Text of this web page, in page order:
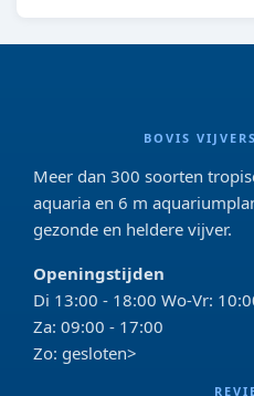
BOVIS
Meer dan 300 soorten
aquaria en 6 m
gezonde en heldere vijver.
Openingstijden
Di 13:00 - 18:00 Wo-Vr:
Za: 09:00 - 17:00
Zo: gesloten>